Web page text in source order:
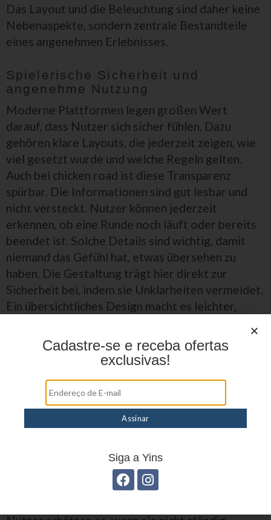
Das Layout und die Beleuchtung sind daher keine
Nebenaspekte, sondern zentrale Bestandteile
eines angenehmen Erlebnisses.
Spielerische Sicherheit und
angenehme Nutzung
Moderne Plattformen legen großen Wert
darauf, dass Nutzer sich sicher fühlen. Dazu
gehören klare Layouts, die jederzeit zeigen, wie
viel gesetzt wurde und welche Regeln gelten.
Auch bei chicken road ist diese Transparenz
spürbar. Die Informationen sind gut lesbar und
nicht versteckt. Nutzer können jederzeit
erkennen, ob eine Runde noch läuft oder bereits
beendet ist. Solche Details sind wichtig, damit
niemand das Gefühl hat, etwas übersehen zu
haben. Die Gestaltung trägt hier direkt zur
Sicherheit bei, indem sie Unklarheiten vermeidet.
Ein übersichtliches Design macht es leichter,
Ein praktischer Aspekt ist die Möglichkeit, das
verkleinern den Stream oder wechseln zwischen
verschiedenen Ansichten. Diese Flexibilität ist
besonders bei längeren Sitzungen hilfreich.
durch ein durchdachtes Interface. Die Symbole
sind groß genug, um auch auf kleineren
Bildschirmen gut erkennbar zu sein. Dadurch wird
Cadastre-se e receba ofertas
exclusivas!
Siga a Yins